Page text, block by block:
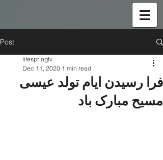
Post
فرا رسیدن ایام تولد عیسی
مسیح مبارک باد
lifespringtv
Dec 11, 2020 1 min read